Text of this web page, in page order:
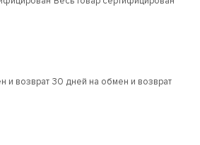
30 дней на обмен и возврат